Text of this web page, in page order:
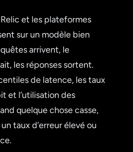
et les plateformes
sur un modèle bien
arrivent, le
les réponses sortent.
de latence, les taux
et l’utilisation des
quelque chose casse,
taux d’erreur élevé ou